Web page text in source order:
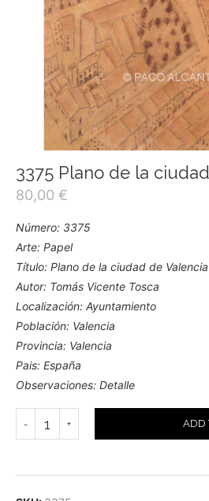
3375 Plano de la
80,00 €
Número: 3375
Arte: Papel
Título: Plano de la ciudad de Valencia
Autor: Tomás Vicente Tosca
Localización: Ayuntamiento
Población: Valencia
Provincia: Valencia
Pais: España
Observaciones: Detalle
ADD